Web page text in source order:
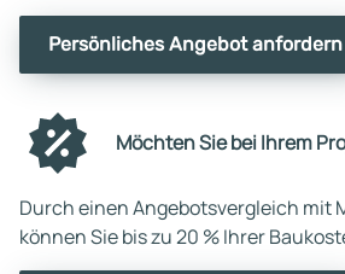
Persönliches Angebot anfordern
Möchten Sie bei Ihrem
Durch einen Angebotsvergleich mit
können Sie bis zu 20 % Ihrer